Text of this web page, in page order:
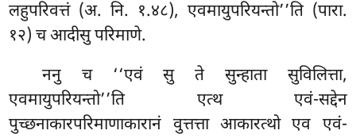
लहुपरिवत्तं (अ. नि. १.४८), एवमायुपरियन्तो’’ति (पारा.
१२) च आदीसु परिमाणे.
ननु च ‘‘एवं सु ते सुन्हाता सुविलित्ता,
एवमायुपरियन्तो’’ति एत्थ एवं-सद्देन
पुच्छनाकारपरिमाणाकारानं वुत्तत्ता आकारत्थो एव एवं-